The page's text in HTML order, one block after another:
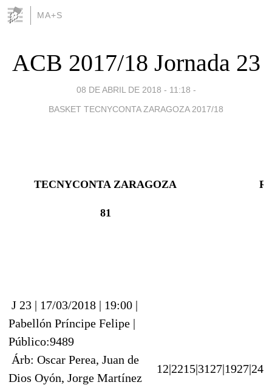
MA+S
ACB 2017/18 Jornada 23
08 DE ABRIL DE 2018 - 11:18 -
BASKET TECNYCONTA ZARAGOZA 2017/18
TECNYCONTA ZARAGOZA
81
J 23 | 17/03/2018 | 19:00 |
Pabellón Príncipe Felipe |
Público:9489
Árb: Oscar Perea, Juan de
Dios Oyón, Jorge Martínez
12|2215|3127|1927|24